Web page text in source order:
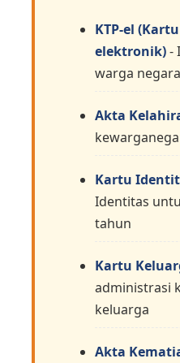
KTP-el
elektronik)-
warga negara
Akta
Kartu
Identitas
tahun
Kartu
administrasi
keluarga
Akta